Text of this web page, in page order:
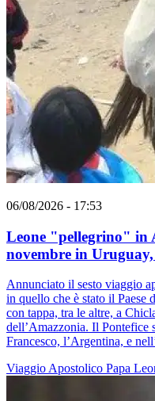
06/08/2026 - 17:53
Leone "pellegrino" in
novembre in
Annunciato il sesto viaggio
in quello che è stato il Paese
con tappa, tra le altre, a
dell’Amazzonia. Il Pontefice
Francesco, l’Argentina, e
Viaggio Apostolico Papa